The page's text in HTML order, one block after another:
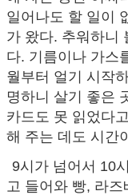
일어나도 할 일이
가 왔다. 추워하니
다. 기름이나 가스
월부터 얼기 시작
명하니 살기 좋은
카드도 못 읽었다
해 주는 데도 시간
9시가 넘어서 10
고 들어와 빵, 라